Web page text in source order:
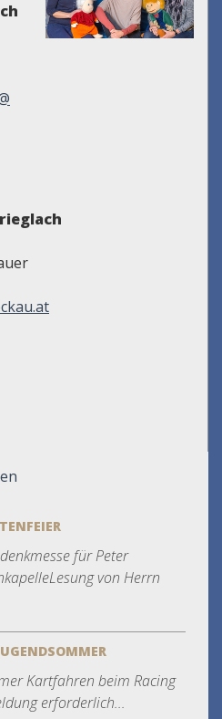
für Peter
von Herrn
Kartfahren beim Racing
erforderlich...